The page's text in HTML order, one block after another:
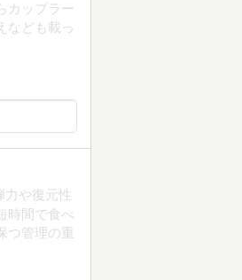
カップラー
なども載っ
や復元性
時間で食べ
つ管理の重